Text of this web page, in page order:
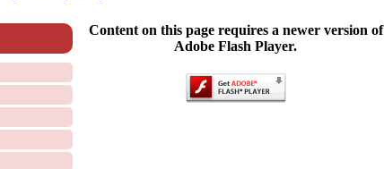
Content on this page requires a newer version of
Adobe Flash Player.